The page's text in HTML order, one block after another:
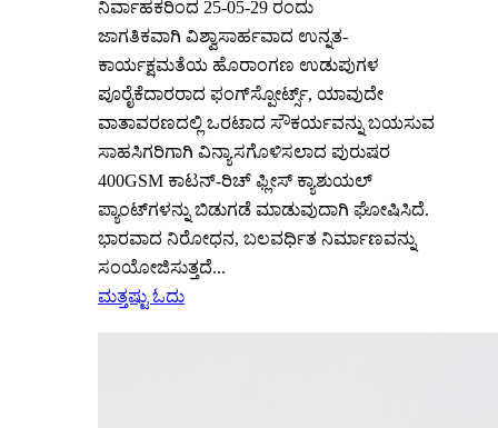
ನಿರ್ವಾಹಕರಿಂದ 25-05-29 ರಂದು
ಜಾಗತಿಕವಾಗಿ ವಿಶ್ವಾಸಾರ್ಹವಾದ ಉನ್ನತ-
ಕಾರ್ಯಕ್ಷಮತೆಯ ಹೊರಾಂಗಣ ಉಡುಪುಗಳ
ಪೂರೈಕೆದಾರರಾದ ಫಂಗ್‌ಸ್ಪೋರ್ಟ್ಸ್, ಯಾವುದೇ
ವಾತಾವರಣದಲ್ಲಿ ಒರಟಾದ ಸೌಕರ್ಯವನ್ನು ಬಯಸುವ
ಸಾಹಸಿಗರಿಗಾಗಿ ವಿನ್ಯಾಸಗೊಳಿಸಲಾದ ಪುರುಷರ
400GSM ಕಾಟನ್-ರಿಚ್ ಫ್ಲೀಸ್ ಕ್ಯಾಶುಯಲ್
ಪ್ಯಾಂಟ್‌ಗಳನ್ನು ಬಿಡುಗಡೆ ಮಾಡುವುದಾಗಿ ಘೋಷಿಸಿದೆ.
ಭಾರವಾದ ನಿರೋಧನ, ಬಲವರ್ಧಿತ ನಿರ್ಮಾಣವನ್ನು
ಸಂಯೋಜಿಸುತ್ತದೆ...
ಮತ್ತಷ್ಟು ಓದು